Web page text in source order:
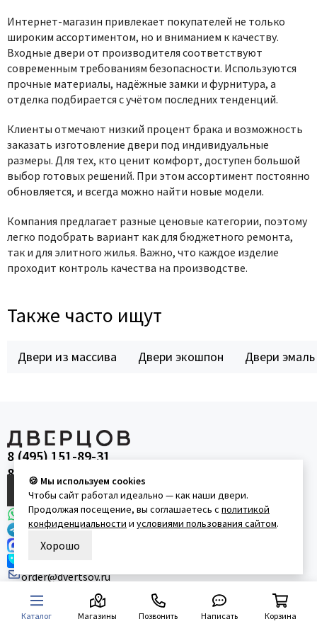
Интернет-магазин привлекает покупателей не только
широким ассортиментом, но и вниманием к качеству.
Входные двери от производителя соответствуют
современным требованиям безопасности. Используются
прочные материалы, надёжные замки и фурнитура, а
отделка подбирается с учётом последних тенденций.
Клиенты отмечают низкий процент брака и возможность
заказать изготовление двери под индивидуальные
размеры. Для тех, кто ценит комфорт, доступен большой
выбор готовых решений. При этом ассортимент постоянно
обновляется, и всегда можно найти новые модели.
Компания предлагает разные ценовые категории, поэтому
легко подобрать вариант как для бюджетного ремонта,
так и для элитного жилья. Важно, что каждое изделие
проходит контроль качества на производстве.
Также часто ищут
Двери из массива Двери экошпон Двери эмаль
8 (495) 151-89-31
8 (800) 350-65-48
Вызвать замерщика
WhatsApp
Telegram
MAX
order@dvertsov.ru
Адреса салонов:
Варшавское ш., 65к1
ул. Пришвина, 26
Каталог Магазины Позвонить Написать Корзина
🍪 Мы используем cookies
Чтобы сайт работал идеально — как наши двери.
Продолжая посещение, вы соглашаетесь с политикой
конфиденциальности и условиями пользования сайтом.
Хорошо